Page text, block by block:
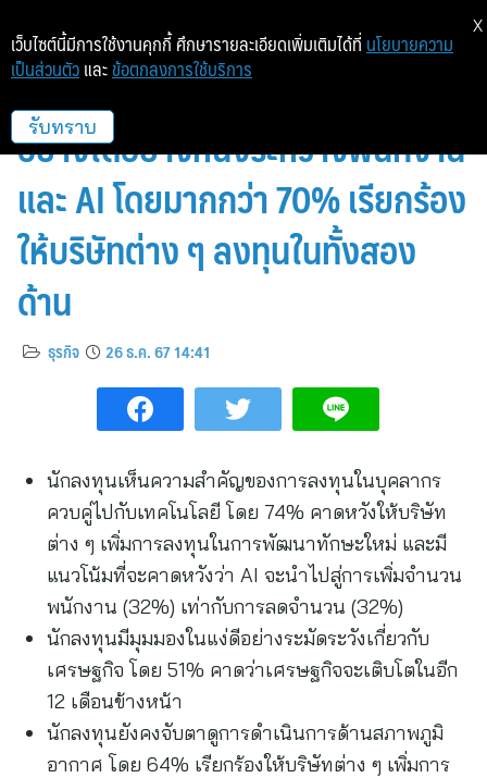
PwC ชี้นักลงทุนปฏิเสธที่จะเลือก
อย่างใดอย่างหนึ่งระหว่างพนักงาน
และ AI โดยมากกว่า 70% เรียกร้อง
ให้บริษัทต่าง ๆ ลงทุนในทั้งสอง
ด้าน
ธุรกิจ 26 ธ.ค. 67 14:41
นักลงทุนเห็นความสำคัญของการลงทุนในบุคลากร
ควบคู่ไปกับเทคโนโลยี โดย 74% คาดหวังให้บริษัท
ต่าง ๆ เพิ่มการลงทุนในการพัฒนาทักษะใหม่ และมี
แนวโน้มที่จะคาดหวังว่า AI จะนำไปสู่การเพิ่มจำนวน
พนักงาน (32%) เท่ากับการลดจำนวน (32%)
นักลงทุนมีมุมมองในแง่ดีอย่างระมัดระวังเกี่ยวกับ
เศรษฐกิจ โดย 51% คาดว่าเศรษฐกิจจะเติบโตในอีก
12 เดือนข้างหน้า
นักลงทุนยังคงจับตาดูการดำเนินการด้านสภาพภูมิ
อากาศ โดย 64% เรียกร้องให้บริษัทต่าง ๆ เพิ่มการ
เว็บไซต์นี้มีการใช้งานคุกกี้ ศึกษารายละเอียดเพิ่มเติมได้ที่ นโยบายความ
เป็นส่วนตัว และ ข้อตกลงการใช้บริการ
รับทราบ
X